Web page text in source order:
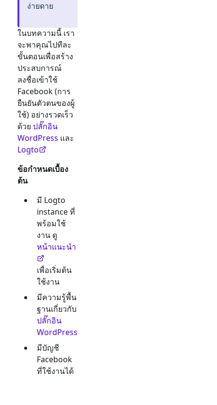
ง่ายดาย
ในบทความนี้ เรา
จะพาคุณไปทีละ
ขั้นตอนเพื่อสร้าง
ประสบการณ์
ลงชื่อเข้าใช้
Facebook(การ
ยืนยันตัวตนของผู้
ใช้) อย่างรวดเร็ว
ด้วย ปลั๊กอิน
WordPress และ
Logto
ข้อกำหนดเบื้อง
ต้น
มี Logto
instance ที่
พร้อมใช้
งาน ดู
หน้าแนะนำ
เพื่อเริ่มต้น
ใช้งาน
มีความรู้พื้น
ฐานเกี่ยวกับ
ปลั๊กอิน
WordPress
มีบัญชี
Facebook
ที่ใช้งานได้